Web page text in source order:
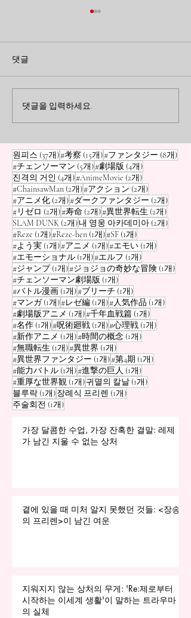
몇 위? 『GANTZ』 『드
「최흉 우주인」 위험도
랭킹
무입니다! 『단다단』에는 집
요하게 모모 일행을 노리는
타나는 끈질김이 정말 기분 나
쁩니다. 하지만 만화계를 둘러
보면, 지구를, 아니 우주 자체
를 날려버릴 수 있는 「위험한
우주인」이 수두룩합니다. 그
래서 이번에는 오사무의 독단
과 편견으로 뽑은 「만화계 최
흉 우주인 위험도
댓글
댓글을 입력하세요.
원피스 (37개)게시물 37개
#考察 (15개)게시물 15개
#ファンタジー (8개)게
#チェンソーマン (5개)게시물 5개
#劇場版 (4개)게시물 4개
진격의 거인 (4개)게시물 4개
#AnimeMovie (2개)게시물 2개
#ChainsawMan (2개)게시물 2개
#アクション (2개)게시물 2개
#アニメ化 (2개)게시물 2개
#ダークファンタジー (2개)게시물
#リゼロ (2개)게시물 2개
#寿命 (2개)게시물 2개
#異世界転生 (2개)게시물
SLAM DUNK (2개)게시물 2개
내 영웅 아카데미아 (2개)게시물
#Reze (1개)게시물 1개
#Reze-hen (1개)게시물 1개
#SF (1개)게시물 1개
#よう実 (1개)게시물 1개
#アニメ (1개)게시물 1개
#エモい (1개)게시물 1개
#エモーショナル (1개)게시물 1개
#エルフ (1개)게시물 1개
#ジャンプ (1개)게시물 1개
#ジョジョの奇妙な冒険 (1개)게시
#チェンソーマン劇場版 (1개)게시물 1개
#バトル漫画 (1개)게시물 1개
#ブリーチ (1개)게시물 1개
#マンガ (1개)게시물 1개
#レゼ編 (1개)게시물 1개
#人気作品 (1개)게시물
#劇場版アニメ (1개)게시물 1개
#千年血戦篇 (1개)게시물 1개
#名作 (1개)게시물 1개
#呪術廻戦 (1개)게시물 1개
#心理戦 (1개)게시물 1개
#新作アニメ (1개)게시물 1개
#時間の概念 (1개)게시물 1개
#無職転生 (1개)게시물 1개
#異世界 (1개)게시물 1개
#異世界ファンタジー (1개)게시물 1개
#第4期 (1개)게시물 1개
#能力バトル (1개)게시물 1개
#進撃の巨人 (1개)게시물 1개
#重厚な世界観 (1개)게시물 1개
귀멸의 칼날 (1개)게시물 1개
블루락 (1개)게시물 1개
장례식 프리렌 (1개)게시물 1개
주술회전 (1개)게시물 1개
가장 달콤한 수업, 가장 잔혹한 결말: 레제
가 남긴 지울 수 없는 상처
곁에 있을 때 미처 알지 못했던 것들: <장송
의 프리렌>이 남긴 여운
지워지지 않는 상처의 무게: 'Re:제로부터
시작하는 이세계 생활'이 말하는 트라우마
의 실체